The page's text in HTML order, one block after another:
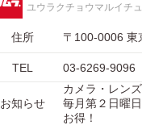
ユウラクチョウマルイチ
住所 〒100-0006 東
TEL 03-6269-9096
お知らせ
カメラ・レン
毎月第２日曜
お得！